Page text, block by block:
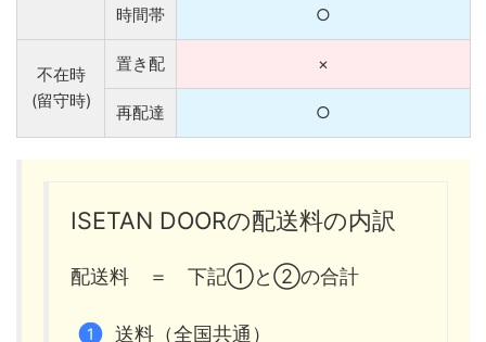
時間帯 ○
不在時
(留守時)
置き配 ×
再配達 ○
ISETAN DOORの配送料の内訳
配送料 ＝ 下記①と②の合計
送料（全国共通）